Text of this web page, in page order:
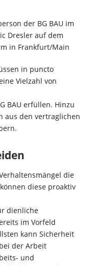
der BG BAU im
Dresler auf dem
in Frankfurt/Main
in puncto
Vielzahl von
BAU erfüllen. Hinzu
aus den vertraglichen
die
diese proaktiv
dienliche
im Vorfeld
kann Sicherheit
der Arbeit
und